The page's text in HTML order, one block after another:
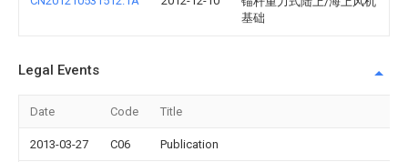
基础
Legal Events
Date Code Title
2013-03-27 C06 Publication